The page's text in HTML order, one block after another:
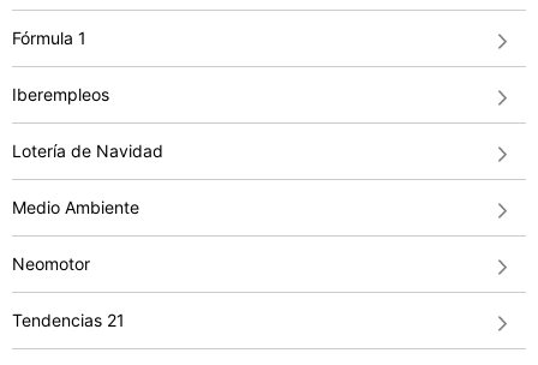
Fórmula 1
Iberempleos
Lotería de Navidad
Medio Ambiente
Neomotor
Tendencias 21